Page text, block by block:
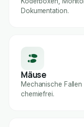
Dokumentation.
Mäuse
Mechanische
chemiefrei.